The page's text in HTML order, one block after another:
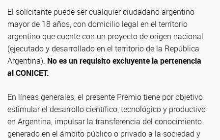
El solicitante puede ser cualquier ciudadano argentino
mayor de 18 años, con domicilio legal en el territorio
argentino que cuente con un proyecto de origen nacional
(ejecutado y desarrollado en el territorio de la República
Argentina). No es un requisito excluyente la pertenencia
al CONICET.
En líneas generales, el presente Premio tiene por objetivo
estimular el desarrollo científico, tecnológico y productivo
en Argentina, impulsar la transferencia del conocimiento
generado en el ámbito público o privado a la sociedad y